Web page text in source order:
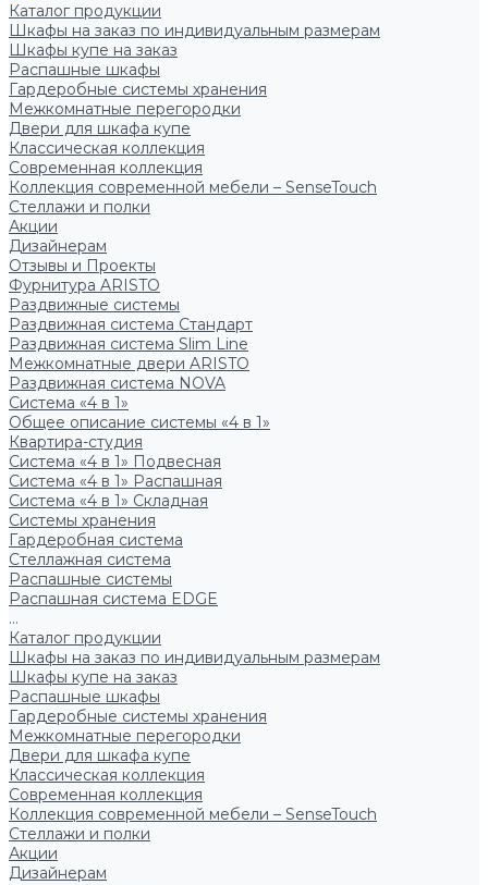
Каталог продукции
Шкафы на заказ по индивидуальным размерам
Шкафы купе на заказ
Распашные шкафы
Гардеробные системы хранения
Межкомнатные перегородки
Двери для шкафа купе
Классическая коллекция
Современная коллекция
Коллекция современной мебели – SenseTouch
Стеллажи и полки
Акции
Дизайнерам
Отзывы и Проекты
Фурнитура ARISTO
Раздвижные системы
Раздвижная система Стандарт
Раздвижная система Slim Line
Межкомнатные двери ARISTO
Раздвижная система NOVA
Система «4 в 1»
Общее описание системы «4 в 1»
Квартира-студия
Система «4 в 1» Подвесная
Система «4 в 1» Распашная
Система «4 в 1» Складная
Системы хранения
Гардеробная система
Стеллажная система
Распашные системы
Распашная система EDGE
...
Каталог продукции
Шкафы на заказ по индивидуальным размерам
Шкафы купе на заказ
Распашные шкафы
Гардеробные системы хранения
Межкомнатные перегородки
Двери для шкафа купе
Классическая коллекция
Современная коллекция
Коллекция современной мебели – SenseTouch
Стеллажи и полки
Акции
Дизайнерам